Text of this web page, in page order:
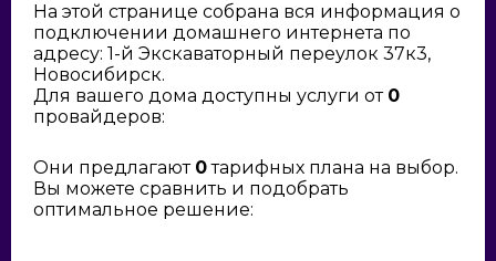
На этой странице собрана вся информация о
подключении домашнего интернета по
адресу: 1-й Экскаваторный переулок 37к3,
Новосибирск.
Для вашего дома доступны услуги от 0
провайдеров:
Они предлагают 0тарифных плана на выбор.
Вы можете сравнить и подобрать
оптимальное решение: